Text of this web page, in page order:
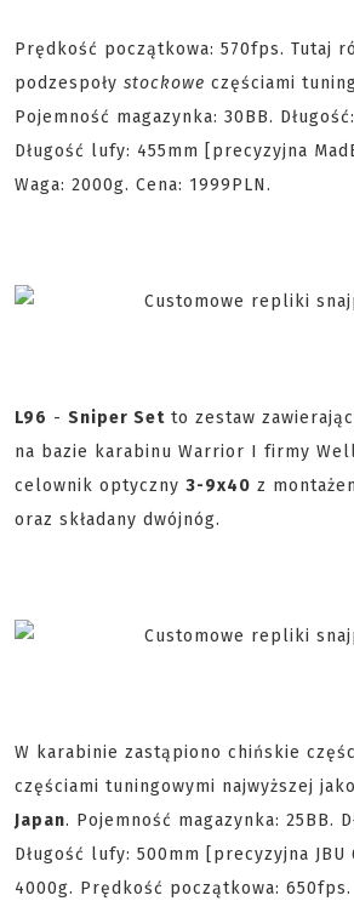
Prędkość początkowa: 570fps. Tutaj
podzespoły stockowe częściami
Pojemność magazynka: 30BB.
Długość lufy: 455mm [precyzyjna
Waga: 2000g. Cena: 1999PLN.
L96 - Sniper Set to zestaw
na bazie karabinu Warrior I firmy
celownik optyczny 3-9x40 z
oraz składany dwójnóg.
W karabinie zastąpiono chińskie
częściami tuningowymi najwyższej
Japan. Pojemność magazynka: 25BB.
Długość lufy: 500mm [precyzyjna JBU
4000g. Prędkość początkowa: 650fps.